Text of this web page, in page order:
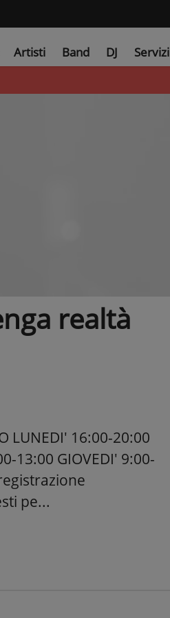
Artisti Band DJ Servizi
realtà
LUNEDI' 16:00-20:00
13:00 GIOVEDI' 9:00-
pe...